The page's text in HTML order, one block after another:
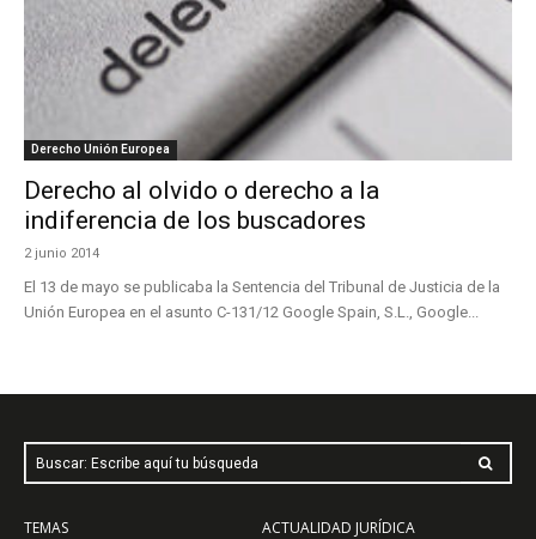
Derecho Unión Europea
Derecho al olvido o derecho a la
indiferencia de los buscadores
2 junio 2014
El 13 de mayo se publicaba la Sentencia del Tribunal de Justicia de la
Unión Europea en el asunto C-131/12 Google Spain, S.L., Google...
Buscar: Escribe aquí tu búsqueda
TEMAS
ACTUALIDAD JURÍDICA